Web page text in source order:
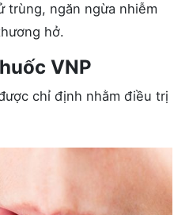
trùng, ngăn ngừa nhiễm
hở.
VNP
chỉ định nhằm điều trị